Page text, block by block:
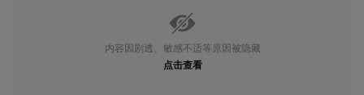
内容因剧透、敏感不适等原因被隐藏
点击查看